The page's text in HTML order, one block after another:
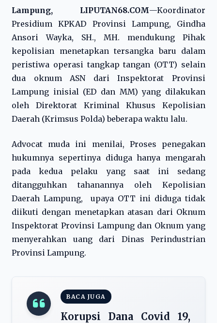
Lampung, LIPUTAN68.COM—Koordinator
Presidium KPKAD Provinsi Lampung, Gindha
Ansori Wayka, SH., MH. mendukung Pihak
kepolisian menetapkan tersangka baru dalam
peristiwa operasi tangkap tangan (OTT) selain
dua oknum ASN dari Inspektorat Provinsi
Lampung inisial (ED dan MM) yang dilakukan
oleh Direktorat Kriminal Khusus Kepolisian
Daerah (Krimsus Polda) beberapa waktu lalu.
Advocat muda ini menilai, Proses penegakan
hukumnya sepertinya diduga hanya mengarah
pada kedua pelaku yang saat ini sedang
ditangguhkan tahanannya oleh Kepolisian
Daerah Lampung, upaya OTT ini diduga tidak
diikuti dengan menetapkan atasan dari Oknum
Inspektorat Provinsi Lampung dan Oknum yang
menyerahkan uang dari Dinas Perindustrian
Provinsi Lampung.
BACA JUGA
Korupsi Dana Covid 19,